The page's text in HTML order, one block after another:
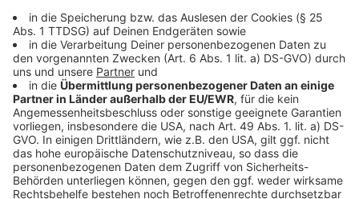
Fachkräftemangel: Ein Risiko für Düsseldorfer Firmen
Anzeige
Folge uns für mehr News & Updates:
Anzeige